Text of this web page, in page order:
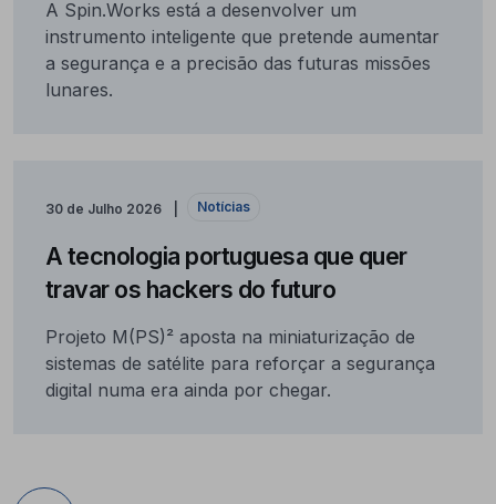
A Spin.Works está a desenvolver um
instrumento inteligente que pretende aumentar
a segurança e a precisão das futuras missões
lunares.
30 de Julho 2026 Notícias
A tecnologia portuguesa que quer
travar os hackers do futuro
Projeto M(PS)² aposta na miniaturização de
sistemas de satélite para reforçar a segurança
digital numa era ainda por chegar.